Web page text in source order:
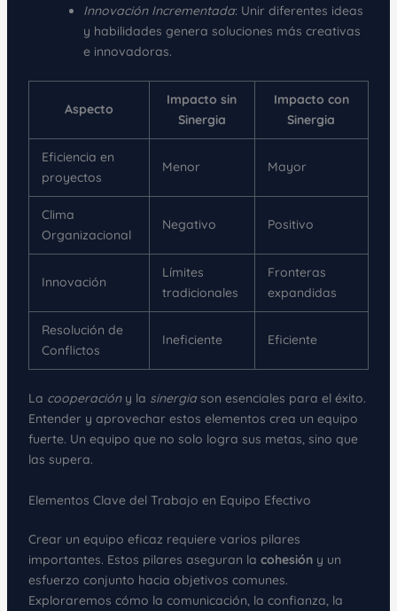
Innovación Incrementada: Unir diferentes ideas
y habilidades genera soluciones más creativas
e innovadoras.
Aspecto
Impacto sin
Sinergia
Impacto con
Sinergia
Eficiencia en
proyectos
Menor Mayor
Clima
Organizacional
Negativo Positivo
Innovación
Límites
tradicionales
Fronteras
expandidas
Resolución de
Conflictos
Ineficiente Eficiente
La cooperacióny la sinergiason esenciales para el éxito.
Entender y aprovechar estos elementos crea un equipo
fuerte. Un equipo que no solo logra sus metas, sino que
las supera.
Elementos Clave del Trabajo en Equipo Efectivo
Crear un equipo eficaz requiere varios pilares
importantes. Estos pilares aseguran la cohesióny un
esfuerzo conjunto hacia objetivos comunes.
Exploraremos cómo la comunicación, la confianza, la